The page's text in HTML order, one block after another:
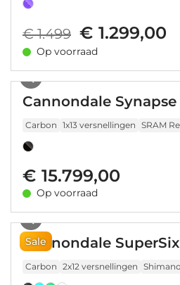
€ 1.499 € 1.299,00
Op voorraad
Cannondale Synapse
Carbon 1x13 versnellingen SRAM
€ 15.799,00
Op voorraad
Sale
Cannondale
Carbon 2x12 versnellingen